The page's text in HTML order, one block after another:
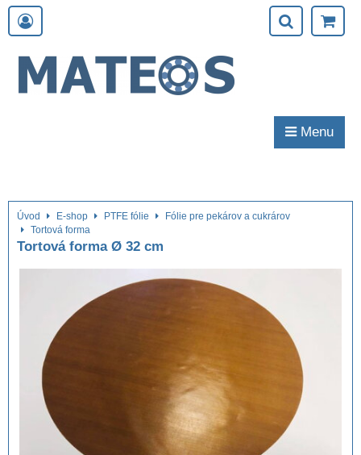
Menu
Úvod E-shop PTFE fólie
Fólie pre pekárov a cukrárov
Tortová forma
Tortová forma Ø 32 cm